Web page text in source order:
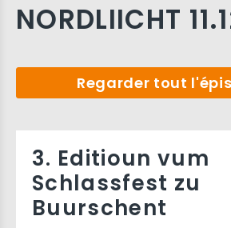
NORDLIICHT
Regarder tout
3. Editioun vum
Schlassfest zu
Buurschent